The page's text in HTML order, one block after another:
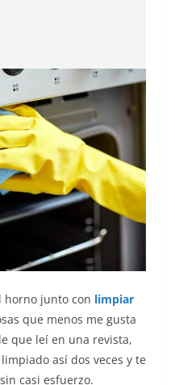
horno junto con limpiar
que menos me gusta
que leí en una revista,
así dos veces y te
casi esfuerzo.